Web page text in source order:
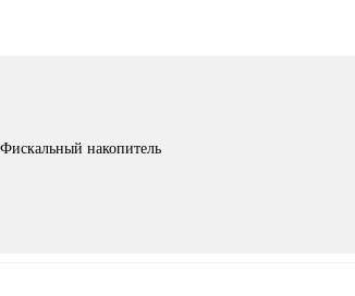
Фискальный накопитель